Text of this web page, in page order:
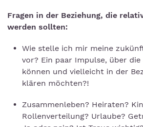
Fragen in der Beziehung, die
werden sollten:
Wie stelle ich mir meine
vor? Ein paar Impulse, über die
können und vielleicht in der
klären möchten?!
Zusammenleben? Heiraten?
Rollenverteilung? Urlaube?